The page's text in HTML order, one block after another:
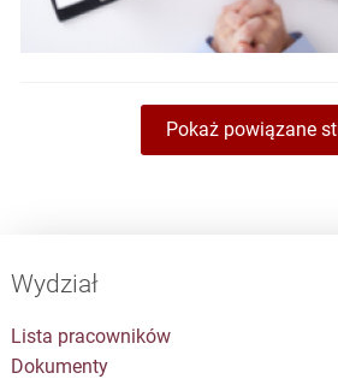
Pokaż powiązane
Wydział
Lista pracowników
Dokumenty